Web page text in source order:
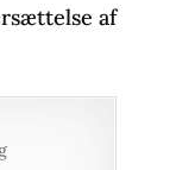
af